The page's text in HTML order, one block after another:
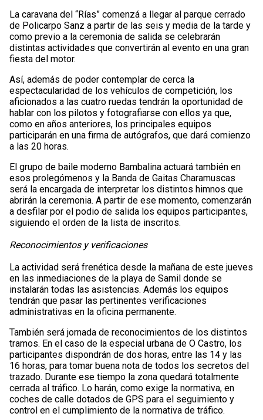
La caravana del “Rías” comenzá a llegar al parque cerrado
de Policarpo Sanz a partir de las seis y media de la tarde y
como previo a la ceremonia de salida se celebrarán
distintas actividades que convertirán al evento en una gran
fiesta del motor.
Así, además de poder contemplar de cerca la
espectacularidad de los vehículos de competición, los
aficionados a las cuatro ruedas tendrán la oportunidad de
hablar con los pilotos y fotografiarse con ellos ya que,
como en años anteriores, los principales equipos
participarán en una firma de autógrafos, que dará comienzo
a las 20 horas.
El grupo de baile moderno Bambalina actuará también en
esos prolegómenos y la Banda de Gaitas Charamuscas
será la encargada de interpretar los distintos himnos que
abrirán la ceremonia. A partir de ese momento, comenzarán
a desfilar por el podio de salida los equipos participantes,
siguiendo el orden de la lista de inscritos.
Reconocimientos y verificaciones
La actividad será frenética desde la mañana de este jueves
en las inmediaciones de la playa de Samil donde se
instalarán todas las asistencias. Además los equipos
tendrán que pasar las pertinentes verificaciones
administrativas en la oficina permanente.
También será jornada de reconocimientos de los distintos
tramos. En el caso de la especial urbana de O Castro, los
participantes dispondrán de dos horas, entre las 14 y las
16 horas, para tomar buena nota de todos los secretos del
trazado. Durante ese tiempo la zona quedará totalmente
cerrada al tráfico. Lo harán, como exige la normativa, en
coches de calle dotados de GPS para el seguimiento y
control en el cumplimiento de la normativa de tráfico.